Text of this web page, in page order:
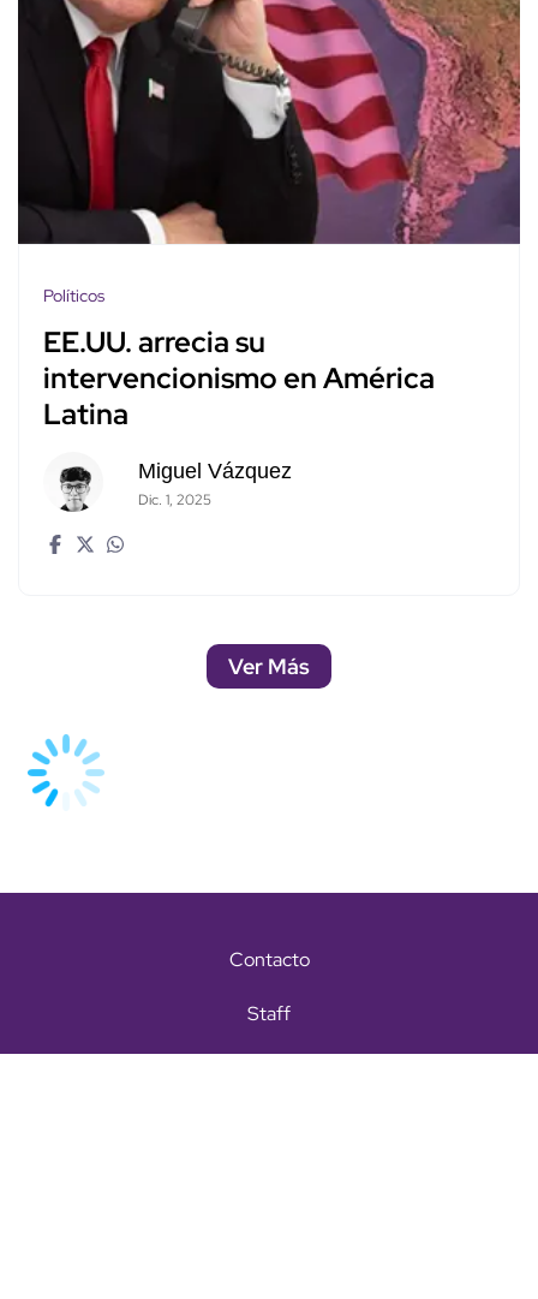
Políticos
EE.UU. arrecia su
intervencionismo en América
Latina
Miguel Vázquez
Dic. 1, 2025
Ver Más
Contacto
Staff